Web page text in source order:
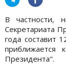
В частности,
Секретариата
года составит
приближается
Президента".